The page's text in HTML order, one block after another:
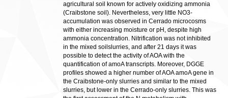
agricultural soil known for actively oxidizing ammonia
(Craibstone soil). Nevertheless, very little NO3-
accumulation was observed in Cerrado microcosms
with either increasing moisture or pH, despite high
ammonia concentration. Nitrification was not inhibited
in the mixed soilslurries, and after 21 days it was
possible to detect the activity of AOA with the
quantification of amoA transcripts. Moreover, DGGE
profiles showed a higher number of AOA amoA gene in
the Craibstone-only slurries and similar to the mixed
slurries, but lower in the Cerrado-only slurries. This was